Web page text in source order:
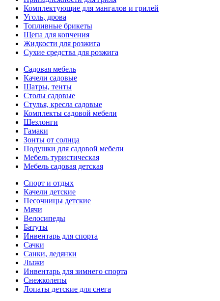
Комплектующие для мангалов и грилей
Уголь, дрова
Топливные брикеты
Щепа для копчения
Жидкости для розжига
Сухие средства для розжига
Садовая мебель
Качели садовые
Шатры, тенты
Столы садовые
Стулья, кресла садовые
Комплекты садовой мебели
Шезлонги
Гамаки
Зонты от солнца
Подушки для садовой мебели
Мебель туристическая
Мебель садовая детская
Спорт и отдых
Качели детские
Песочницы детские
Мячи
Велосипеды
Батуты
Инвентарь для спорта
Сачки
Санки, ледянки
Лыжи
Инвентарь для зимнего спорта
Снежколепы
Лопаты детские для снега